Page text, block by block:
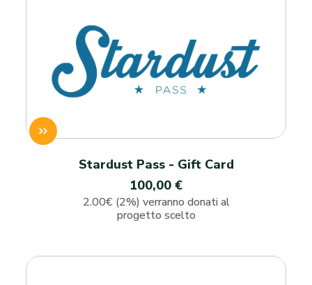
Stardust Pass - Gift Card
100,00 €
2.00€ (2%) verranno donati al
progetto scelto